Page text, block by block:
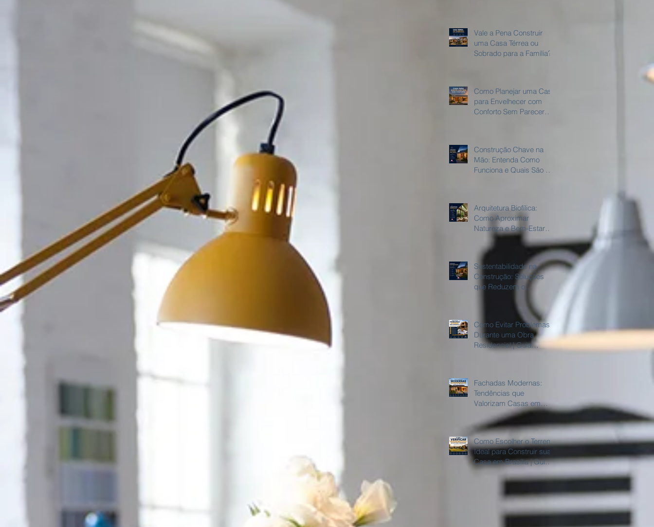
Vale a Pena Construir
uma Casa Térrea ou
Sobrado para a Família?
Como Planejar uma Casa
para Envelhecer com
Conforto Sem Parecer
Construção Chave na
Mão: Entenda Como
Funciona e Quais São as
Arquitetura Biofílica:
Como Aproximar
Natureza e Bem-Estar
Dentro de Casa
Sustentabilidade na
Construção: Soluções
que Reduzem o
Como Evitar Problemas
Durante uma Obra
Residencial | Guia
Fachadas Modernas:
Tendências que
Valorizam Casas em
Como Escolher o Terreno
Ideal para Construir sua
Casa em Brasília | Guia
Completo